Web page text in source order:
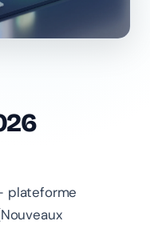
plateforme